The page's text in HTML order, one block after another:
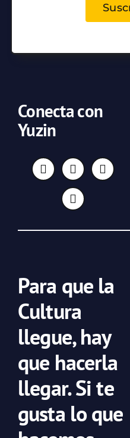
Conecta con
Yuzin
Para que la
Cultura
llegue, hay
que hacerla
llegar. Si te
gusta lo que